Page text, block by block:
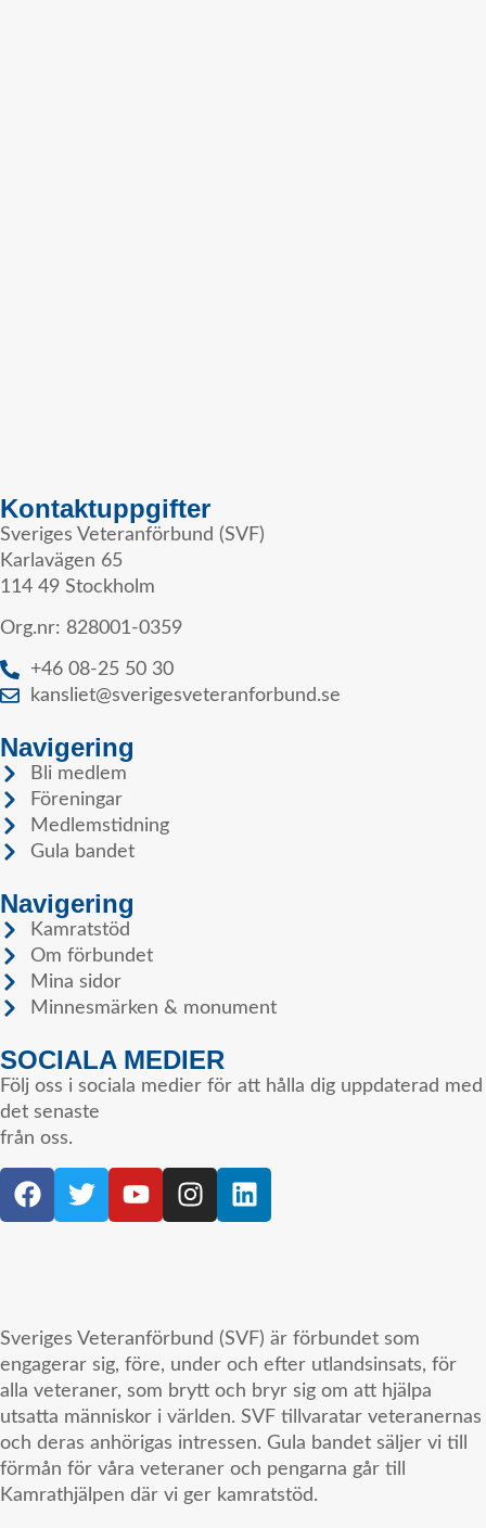
Kontaktuppgifter
Sveriges Veteranförbund (SVF)
Karlavägen 65
114 49 Stockholm
Org.nr: 828001-0359
+46 08-25 50 30
kansliet@sverigesveteranforbund.se
Navigering
Bli medlem
Föreningar
Medlemstidning
Gula bandet
Navigering
Kamratstöd
Om förbundet
Mina sidor
Minnesmärken & monument
SOCIALA MEDIER
Följ oss i sociala medier för att hålla dig uppdaterad med
det senaste
från oss.
Sveriges Veteranförbund (SVF) är förbundet som
engagerar sig, före, under och efter utlandsinsats, för
alla veteraner, som brytt och bryr sig om att hjälpa
utsatta människor i världen. SVF tillvaratar veteranernas
och deras anhörigas intressen. Gula bandet säljer vi till
förmån för våra veteraner och pengarna går till
Kamrathjälpen där vi ger kamratstöd.